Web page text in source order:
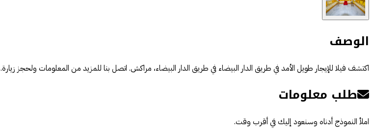
الوصف
اكتشف فيلا للإيجار طويل الأمد في طريق الدار البيضاء في طريق الدار البيضاء، مراكش. اتصل بنا للمزيد من المعلومات ولحجز زيارة.
طلب معلومات
املأ النموذج أدناه وسنعود إليك في أقرب وقت.